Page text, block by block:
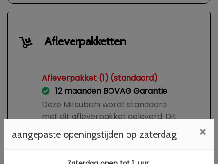
Afleverpakketten
Afleverpakket (1) (standaard)
12 maanden BOVAG Garantie
Deze Mitsubishi wordt standaard
met dit afleverpakket geleverd. Dit
is reeds verwerkt in de
advertentie.
Gratis
aangepaste openingstijden op zaterdag ×